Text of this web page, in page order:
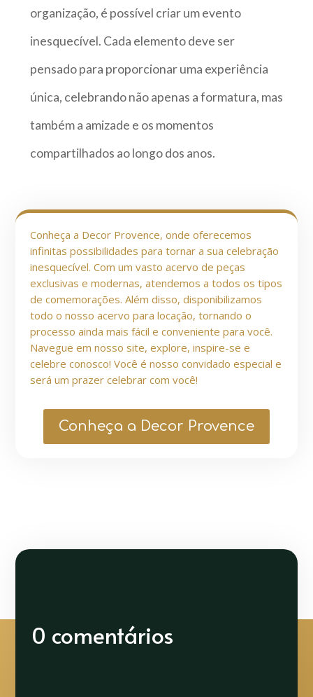
organização, é possível criar um evento
inesquecível. Cada elemento deve ser
pensado para proporcionar uma experiência
única, celebrando não apenas a formatura, mas
também a amizade e os momentos
compartilhados ao longo dos anos.
Conheça a Decor Provence, onde oferecemos
infinitas possibilidades para tornar a sua celebração
inesquecível. Com um vasto acervo de peças
exclusivas e modernas, atendemos a todos os tipos
de comemorações. Além disso, disponibilizamos
todo o nosso acervo para locação, tornando o
processo ainda mais fácil e conveniente para você.
Navegue em nosso site, explore, inspire-se e
celebre conosco! Você é nosso convidado especial e
será um prazer celebrar com você!
Conheça a Decor Provence
0 comentários